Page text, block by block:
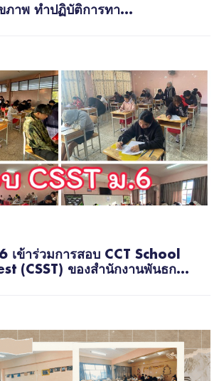
ภาพ ทำปฏิบัติการทา...
เข้าร่วมการสอบ CCT School
(CSST) ของสำนักงานพันธก...